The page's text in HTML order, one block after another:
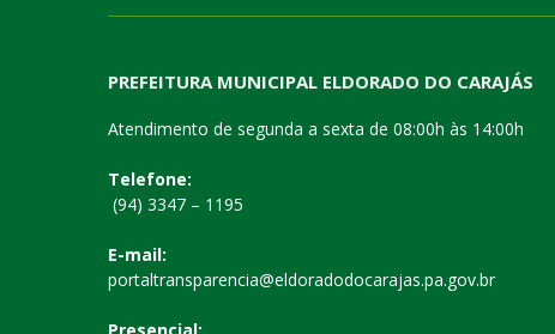
PREFEITURA MUNICIPAL ELDORADO DO CARAJÁS
Atendimento de segunda a sexta de 08:00h às 14:00h
Telefone:
(94) 3347 – 1195
E-mail:
portaltransparencia@eldoradodocarajas.pa.gov.br